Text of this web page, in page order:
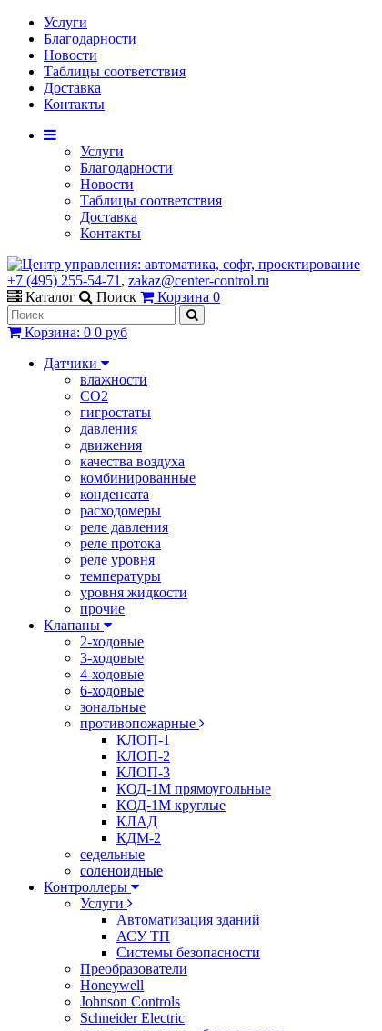
Услуги
Благодарности
Новости
Таблицы соответствия
Доставка
Контакты
Услуги
Благодарности
Новости
Таблицы соответствия
Доставка
Контакты
+7 (495) 255-54-71 , zakaz@center-control.ru
Каталог
Поиск Корзина 0
Корзина: 0 0 руб
Датчики
влажности
CO2
гигростаты
давления
движения
качества воздуха
комбинированные
конденсата
расходомеры
реле давления
реле протока
реле уровня
температуры
уровня жидкости
прочие
Клапаны
2-ходовые
3-ходовые
4-ходовые
6-ходовые
зональные
противопожарные
КЛОП-1
КЛОП-2
КЛОП-3
КОД-1М прямоугольные
КОД-1М круглые
КЛАД
КДМ-2
седельные
соленоидные
Контроллеры
Услуги
Автоматизация зданий
АСУ ТП
Системы безопасности
Преобразователи
Honeywell
Johnson Controls
Schneider Electric